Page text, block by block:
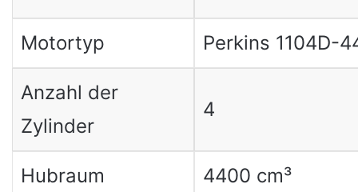
Motortyp Perkins 1104D-
Anzahl der
Zylinder
4
Hubraum 4400 cm³